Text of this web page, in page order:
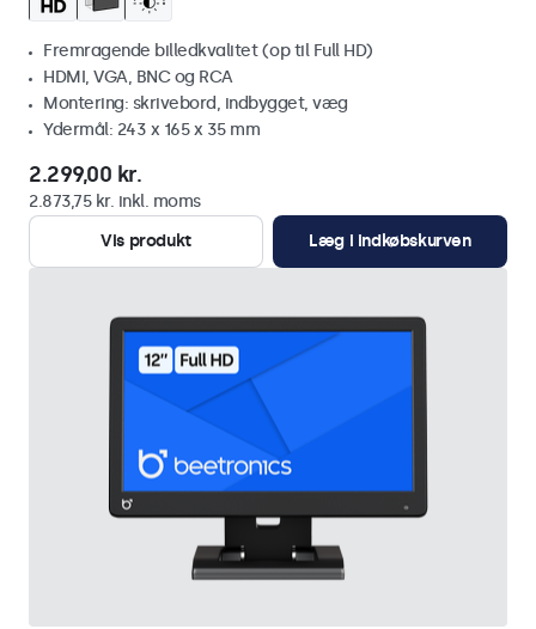
Fremragende billedkvalitet (op til Full HD)
HDMI, VGA, BNC og RCA
Montering: skrivebord, indbygget, væg
Ydermål: 243 x 165 x 35 mm
2.299,00 kr.
2.873,75 kr. inkl. moms
Vis produkt
Læg i indkøbskurven